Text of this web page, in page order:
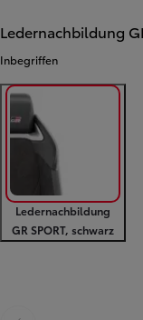
Ledernachbildung
Inbegriffen
Ledernachbildung
GR SPORT, schwarz